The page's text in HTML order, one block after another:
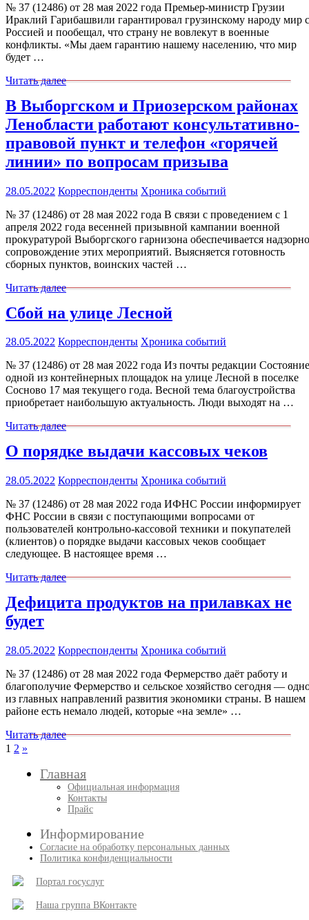
№ 37 (12486) от 28 мая 2022 года Премьер-министр Грузии
Ираклий Гарибашвили гарантировал грузинскому народу мир с
Россией и пообещал, что страну не вовлекут в военные
конфликты. «Мы даем гарантию нашему населению, что мир
будет …
Читать далее
В Выборгском и Приозерском районах
Ленобласти работают консультативно-
правовой пункт и телефон «горячей
линии» по вопросам призыва
28.05.2022 Корреспонденты Хроника событий
№ 37 (12486) от 28 мая 2022 года В связи с проведением с 1
апреля 2022 года весенней призывной кампании военной
прокуратурой Выборгского гарнизона обеспечивается
сопровождение этих мероприятий. Выясняется готовность
сборных пунктов, воинских частей …
Читать далее
Сбой на улице Лесной
28.05.2022 Корреспонденты Хроника событий
№ 37 (12486) от 28 мая 2022 года Из почты редакции Состояние
одной из контейнерных площадок на улице Лесной в поселке
Сосново 17 мая текущего года. Весной тема благоустройства
приобретает наибольшую актуальность. Люди выходят на …
Читать далее
О порядке выдачи кассовых чеков
28.05.2022 Корреспонденты Хроника событий
№ 37 (12486) от 28 мая 2022 года ИФНС России информирует
ФНС России в связи с поступающими вопросами от
пользователей контрольно-кассовой техники и покупателей
(клиентов) о порядке выдачи кассовых чеков сообщает
следующее. В настоящее время …
Читать далее
Дефицита продуктов на прилавках не
будет
28.05.2022 Корреспонденты Хроника событий
№ 37 (12486) от 28 мая 2022 года Фермерство даёт работу и
благополучие Фермерство и сельское хозяйство сегодня —
из главных направлений развития экономики страны. В нашем
районе есть немало людей, которые «на земле» …
Читать далее
Пагинация
записей
1 2 След.
»
Главная
Официальная информация
Контакты
Прайс
Информирование
Согласие на обработку персональных данных
Политика конфиденциальности
Портал госуслуг
Наша группа ВКонтакте